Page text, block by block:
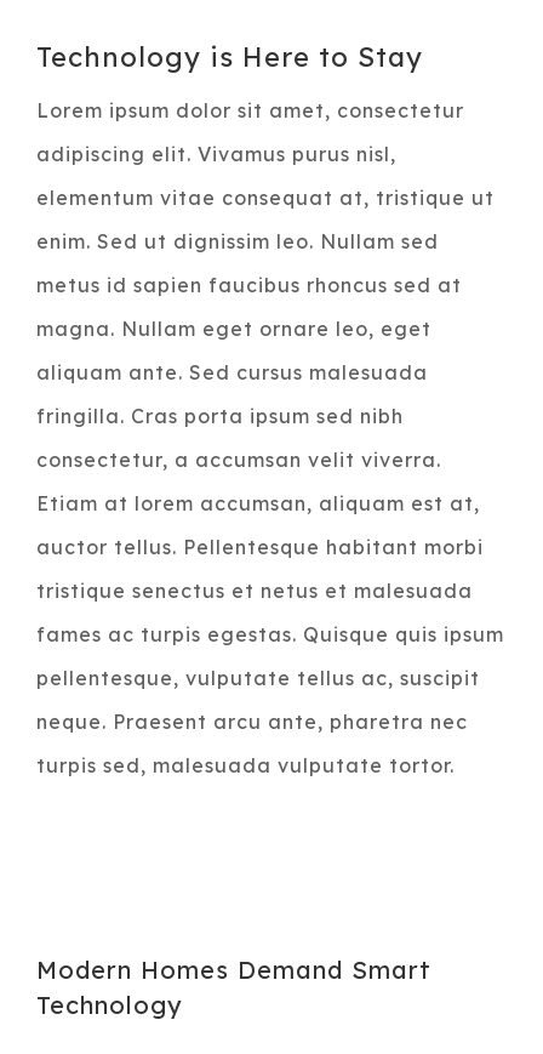
l'image
agrandie
Technology is Here to Stay
Lorem ipsum dolor sit amet, consectetur
adipiscing elit. Vivamus purus nisl,
elementum vitae consequat at, tristique ut
enim. Sed ut dignissim leo. Nullam sed
metus id sapien faucibus rhoncus sed at
magna. Nullam eget ornare leo, eget
aliquam ante. Sed cursus malesuada
fringilla. Cras porta ipsum sed nibh
consectetur, a accumsan velit viverra.
Etiam at lorem accumsan, aliquam est at,
auctor tellus. Pellentesque habitant morbi
tristique senectus et netus et malesuada
fames ac turpis egestas. Quisque quis ipsum
pellentesque, vulputate tellus ac, suscipit
neque. Praesent arcu ante, pharetra nec
turpis sed, malesuada vulputate tortor.
Modern Homes Demand Smart
Technology